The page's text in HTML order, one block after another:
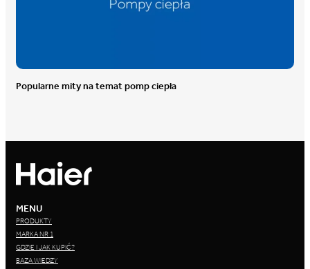
Popularne mity na temat pomp ciepła
MENU
PRODUKTY
MARKA NR 1
GDZIE I JAK KUPIĆ?
BAZA WIEDZY